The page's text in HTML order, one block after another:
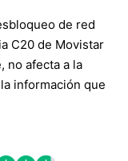
de red
C20 de Movistar
no afecta a la
información que